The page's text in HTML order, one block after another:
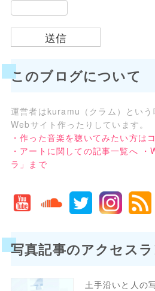
このブログについて
運営者はkuramu（クラム）とい
Webサイト作ったりしています。
・作った音楽を聴いてみたい方は
・アートに関しての記事一覧へ
ラ」まで
写真記事のアクセス
土手沿いと人の